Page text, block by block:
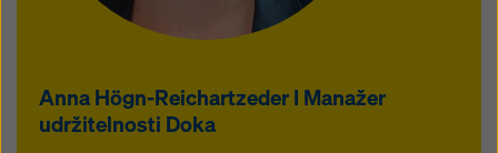
Anna Högn-Reichartzeder I Manažer
udržitelnosti Doka